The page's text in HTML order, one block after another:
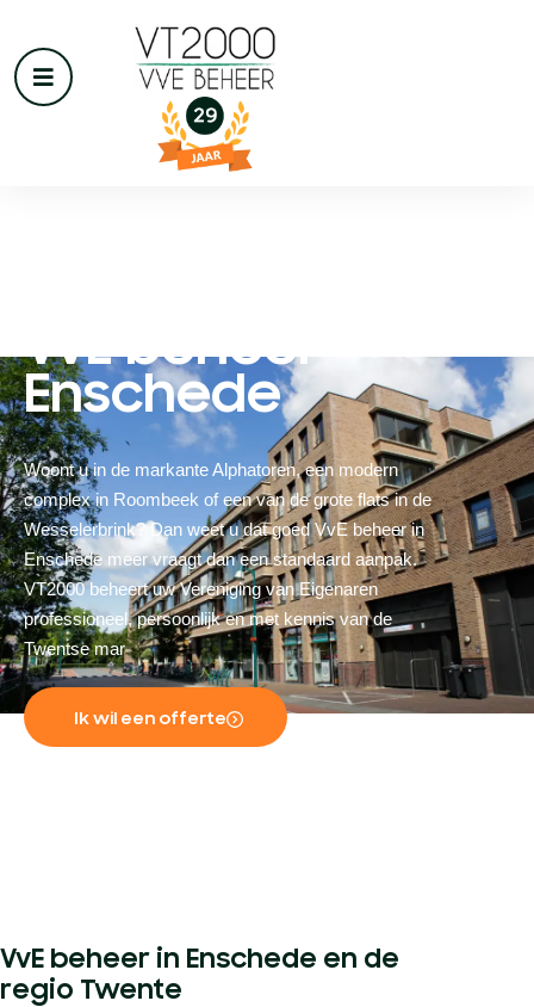
VvE beheer
Enschede
Woont u in de markante Alphatoren, een modern
complex in Roombeek of een van de grote flats in de
Wesselerbrink? Dan weet u dat goed VvE beheer in
Enschede meer vraagt dan een standaard aanpak.
VT2000 beheert uw Vereniging van Eigenaren
professioneel, persoonlijk en met kennis van de
Twentse mar
Ik wil een offerte
VvE beheer in Enschede en de
regio Twente